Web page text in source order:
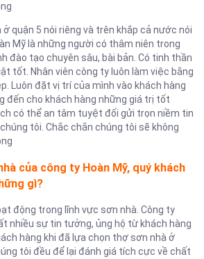
quận 5 nói riêng và trên khắp cả nước nói
Mỹ là những người có thâm niên trong
đào tạo chuyên sâu, bài bản. Có tinh thần
tốt. Nhân viên công ty luôn làm việc bằng
Luôn đặt vị trí của mình vào khách hàng
đến cho khách hàng những giá trị tốt
có thể an tâm tuyệt đối gửi trọn niềm tin
tôi. Chắc chắn chúng tôi sẽ không
của công ty Hoàn Mỹ, quý khách
gì?
động trong lĩnh vực sơn nhà. Công ty
nhiều sự tin tưởng, ủng hộ từ khách hàng
hàng khi đã lựa chọn thợ sơn nhà ở
tôi đều để lại đánh giá tích cực về chất